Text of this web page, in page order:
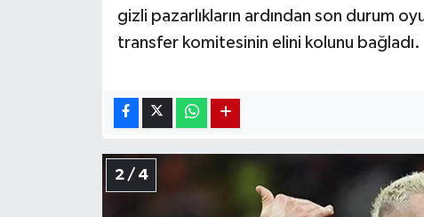
gizli pazarlıkların ardından son durum
transfer komitesinin elini kolunu bağladı.
2 / 4